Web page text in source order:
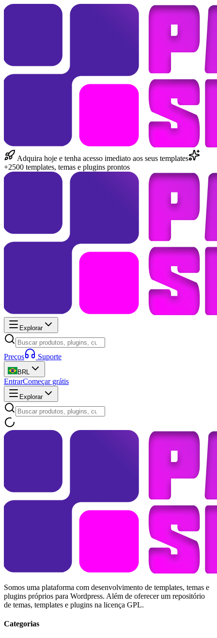
Adquira hoje e tenha acesso imediato aos seus templates
+2500 templates, temas e plugins prontos
Explorar
Preços Suporte
BRL
EntrarComeçar grátis
Explorar
Somos uma plataforma com desenvolvimento de templates, temas e
plugins próprios para Wordpress. Além de oferecer um repositório
de temas, templates e plugins na licença GPL.
Categorias